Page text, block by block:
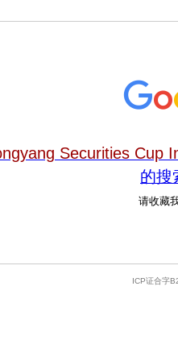
Securities Cup
的搜
请收藏
ICP证合字